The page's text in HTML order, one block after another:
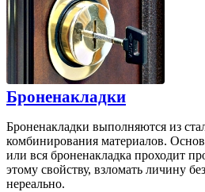
Броненакладки
Броненакладки выполняются из
комбинирования материалов.
или вся броненакладка проходит
этому свойству, взломать личину
нереально.